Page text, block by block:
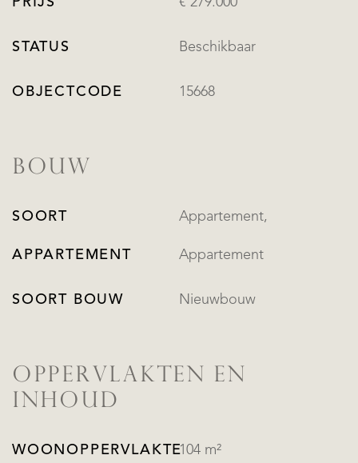
STATUS Beschikbaar
OBJECTCODE 15668
BOUW
SOORT
APPARTEMENT
Appartement,
Appartement
SOORT BOUW Nieuwbouw
OPPERVLAKTEN EN
INHOUD
WOONOPPERVLAKTE104 m²